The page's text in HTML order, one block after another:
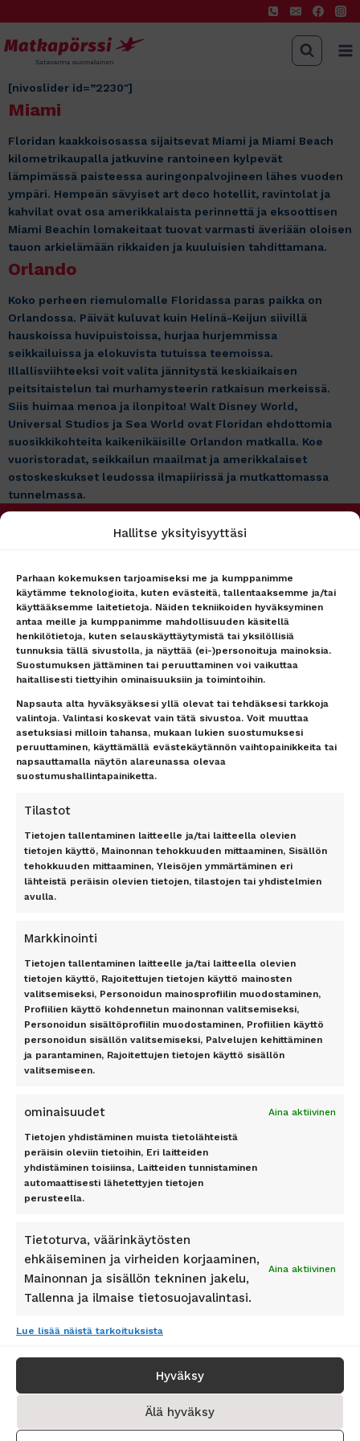
Hallitse yksityisyyttäsi
Parhaan kokemuksen tarjoamiseksi me ja kumppanimme
käytämme teknologioita, kuten evästeitä, tallentaaksemme ja/tai
käyttääksemme laitetietoja. Näiden tekniikoiden hyväksyminen
antaa meille ja kumppanimme mahdollisuuden käsitellä
henkilötietoja, kuten selauskäyttäytymistä tai yksilöllisiä
tunnuksia tällä sivustolla, ja näyttää (ei-)personoituja mainoksia.
Suostumuksen jättäminen tai peruuttaminen voi vaikuttaa
haitallisesti tiettyihin ominaisuuksiin ja toimintoihin.
Napsauta alta hyväksyäksesi yllä olevat tai tehdäksesi tarkkoja
valintoja. Valintasi koskevat vain tätä sivustoa. Voit muuttaa
asetuksiasi milloin tahansa, mukaan lukien suostumuksesi
peruuttaminen, käyttämällä evästekäytännön vaihtopainikkeita tai
napsauttamalla näytön alareunassa olevaa
suostumushallintapainiketta.
Tilastot
Tietojen tallentaminen laitteelle ja/tai laitteella olevien
tietojen käyttö, Mainonnan tehokkuuden mittaaminen, Sisällön
tehokkuuden mittaaminen, Yleisöjen ymmärtäminen eri
lähteistä peräisin olevien tietojen, tilastojen tai yhdistelmien
avulla.
Markkinointi
Tietojen tallentaminen laitteelle ja/tai laitteella olevien
tietojen käyttö, Rajoitettujen tietojen käyttö mainosten
valitsemiseksi, Personoidun mainosprofiilin muodostaminen,
Profiilien käyttö kohdennetun mainonnan valitsemiseksi,
Personoidun sisältöprofiilin muodostaminen, Profiilien käyttö
personoidun sisällön valitsemiseksi, Palvelujen kehittäminen
ja parantaminen, Rajoitettujen tietojen käyttö sisällön
valitsemiseen.
ominaisuudet Aina aktiivinen
Tietojen yhdistäminen muista tietolähteistä
peräisin oleviin tietoihin, Eri laitteiden
yhdistäminen toisiinsa, Laitteiden tunnistaminen
automaattisesti lähetettyjen tietojen
perusteella.
Tietoturva, väärinkäytösten
ehkäiseminen ja virheiden korjaaminen,
Mainonnan ja sisällön tekninen jakelu,
Tallenna ja ilmaise tietosuojavalintasi.
Aina aktiivinen
Lue lisää näistä tarkoituksista
Hyväksy
Älä hyväksy
sisältöön
[nivoslider id=”2230″]
Miami
Floridan kaakkoisosassa sijaitsevat Miami ja Miami Beach
kilometrikaupalla jatkuvine rantoineen kylpevät
lämpimässä paisteessa auringonpalvojineen lähes vuoden
ympäri. Hempeän sävyiset art deco hotellit, ravintolat ja
kahvilat ovat osa amerikkalaista perinnettä ja eksoottisen
Miami Beachin lomakeitaat tuovat varmasti äveriään oloisen
tauon arkielämään rikkaiden ja kuuluisien tahdittamana.
Orlando
Koko perheen riemulomalle Floridassa paras paikka on
Orlandossa. Päivät kuluvat kuin Helinä-Keijun siivillä
hauskoissa huvipuistoissa, hurjaa hurjemmissa
seikkailuissa ja elokuvista tutuissa teemoissa.
Illallisviihteeksi voit valita jännitystä keskiaikaisen
peitsitaistelun tai murhamysteerin ratkaisun merkeissä.
Siis huimaa menoa ja ilonpitoa! Walt Disney World,
Universal Studios ja Sea World ovat Floridan ehdottomia
suosikkikohteita kaikenikäisille Orlandon matkalla. Koe
vuoristoradat, seikkailun maailmat ja amerikkalaiset
ostoskeskukset leudossa ilmapiirissä ja mutkattomassa
tunnelmassa.
Lento + hotelli
Lennot
Hotellit
Lähetä tarjouspyyntö
lennoista/hotellista –
vastaamme nopeasti
Lentokenttäkuljetus
Matkatavarat
Lentokenttäpysäköinti
Lounge-palvelut
Lahjakortti
Matkarahoitus
Uutiskirje
MATKAPÖRSSI
Asiakaspalvelu
Ryhmämyynti
Lähetä tarjouspyyntö
lennoista/hotellista –
vastaamme nopeasti
Uutiset
Matkaehdot
Yhteystiedot / Contact details
Tietosuojailmoitus
Rekisteriseloste
Evästeet
TOP 11 RANTA
Antalyan rannikko, Alanya,
Antalya, Side, Kemer, Belek
Costa del Sol
Florida
Gran Canaria
Kreeta
Kypros
Mallorca
Phuket
Rodos
Teneriffa
TOP 7 KAUPUNKI
Amsterdam
Berliini
Riika
Rooma
TILAA UUTISKIRJE
Pidetty 162
SEURAA MEITÄ
© Copyright 2026 Matkapörssi - All Rights Reserved
Matkapörssi on 100% suomalainen matkatoimisto ja osa Lakeuden
Matkat Oy:tä.